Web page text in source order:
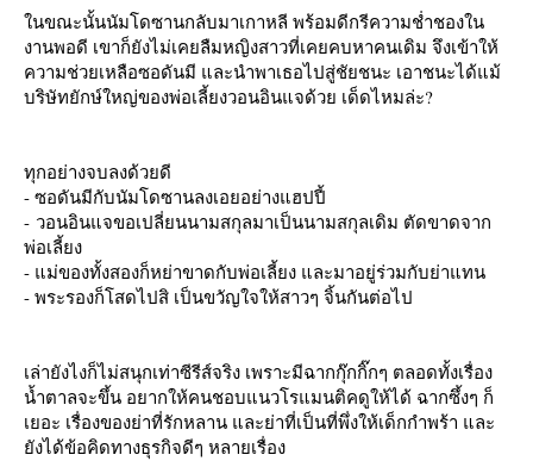
นขณะนั้นนัมโดซานกลับมาเกาหลี พร้อมดีกรีความช่ำชองใน
งานพอดี เขาก็ยังไม่เคยลืมหญิงสาวที่เคยคบหาคนเดิม จึงเข้าให้
ความช่วยเหลือซอดันมี และนำพาเธอไปสู่ชัยชนะ เอาชนะได้แม้
บริษัทยักษ์ใหญ่ของพ่อเลี้ยงวอนอินแจด้วย เด็ดไหมล่ะ?
ทุกอย่างจบลงด้วยดี
- ซอดันมีกับนัมโดซานลงเอยอย่างแฮปปี้
- วอนอินแจขอเปลี่ยนนามสกุลมาเป็นนามสกุลเดิม ตัดขาดจาก
พ่อเลี้ยง
- แม่ของทั้งสองก็หย่าขาดกับพ่อเลี้ยง และมาอยู่ร่วมกับย่าแทน
- พระรองก็โสดไปสิ เป็นขวัญใจให้สาวๆ จิ้นกันต่อไป
เล่ายังไงก็ไม่สนุกเท่าซีรีส์จริง เพราะมีฉากกุ๊กกิ๊กๆ ตลอดทั้งเรื่อง
น้ำตาลจะขึ้น อยากให้คนชอบแนวโรแมนติคดูให้ได้ ฉากซึ้งๆ ก็
เยอะ เรื่องของย่าที่รักหลาน และย่าที่เป็นที่พึ่งให้เด็กกำพร้า และ
ังได้ข้อคิดทางธุรกิจดีๆ หลายเรื่อง